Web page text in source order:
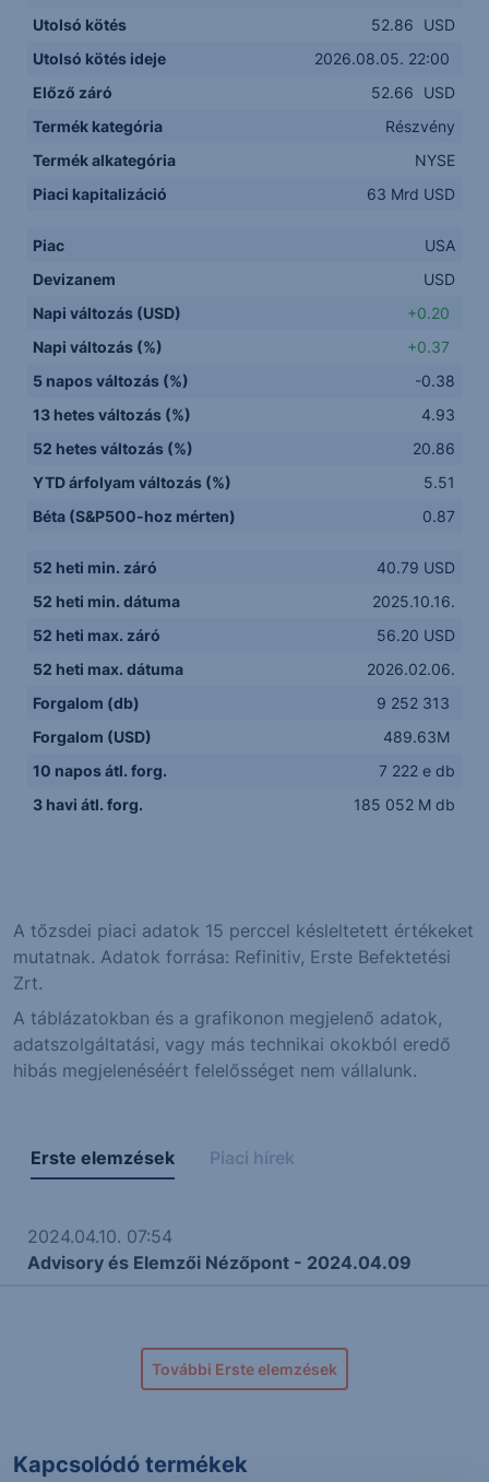
Utolsó kötés
52.86
USD
Utolsó kötés ideje
2026.08.05. 22:00
Előző záró
52.66
USD
Termék kategória
Részvény
Termék alkategória
NYSE
Piaci kapitalizáció
63 Mrd USD
Piac
USA
Devizanem
USD
Napi változás (USD)
+0.20
Napi változás (%)
+0.37
5 napos változás (%)
-0.38
13 hetes változás (%)
4.93
52 hetes változás (%)
20.86
YTD árfolyam változás (%)
5.51
Béta (S&P500-hoz mérten)
0.87
52 heti min. záró
40.79 USD
52 heti min. dátuma
2025.10.16.
52 heti max. záró
56.20 USD
52 heti max. dátuma
2026.02.06.
Forgalom (db)
9 252 313
Forgalom (USD)
489.63M
10 napos átl. forg.
7 222 e db
3 havi átl. forg.
185 052 M db
A tőzsdei piaci adatok 15 perccel késleltetett értékeket
mutatnak. Adatok forrása: Refinitiv, Erste Befektetési
Zrt.
A táblázatokban és a grafikonon megjelenő adatok,
adatszolgáltatási, vagy más technikai okokból eredő
hibás megjelenéséért felelősséget nem vállalunk.
Erste elemzések Piaci hírek
2024.04.10. 07:54
Advisory és Elemzői Nézőpont - 2024.04.09
További Erste elemzések
Kapcsolódó termékek